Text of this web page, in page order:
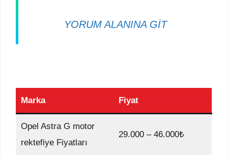
YORUM ALANINA GİT
Marka Fiyat
Opel Astra G motor
rektefiye Fiyatları
29.000 – 46.000₺